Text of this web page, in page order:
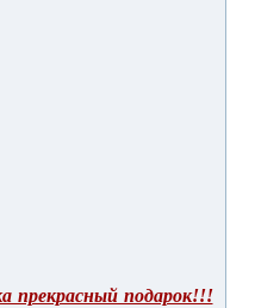
прекрасный подарок!!!